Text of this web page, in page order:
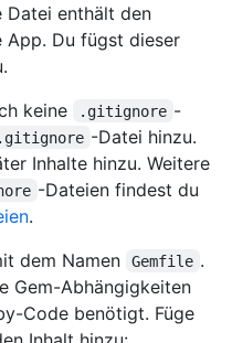
Datei enthält den
App. Du fügst dieser
keine
.gitignore -
.gitignore -Datei hinzu.
Inhalte hinzu. Weitere
-Dateien findest du
.
dem Namen
Gemfile .
Gem-Abhängigkeiten
Code benötigt. Füge